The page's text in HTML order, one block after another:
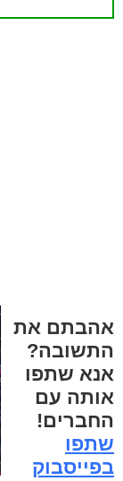
אהבתם את
התשובה?
אנא שתפו
אותה עם
החברים!
שתפו
בפייסבוק